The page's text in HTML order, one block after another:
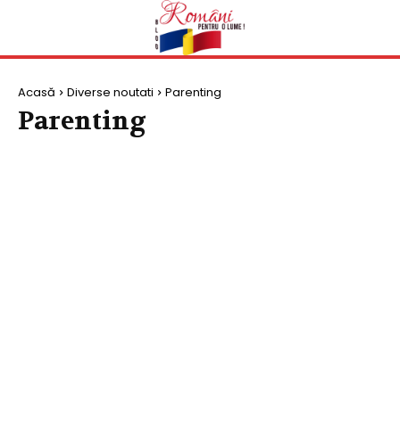
Acasă Diverse noutati Parenting
Parenting